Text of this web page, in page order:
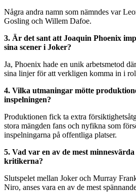
Några andra namn som nämndes var
Gosling och Willem Dafoe.
3. Är det sant att Joaquin Phoenix
sina scener i Joker?
Ja, Phoenix hade en unik arbetsmetod
sina linjer för att verkligen komma in i
4. Vilka utmaningar mötte
inspelningen?
Produktionen fick ta extra
stora mängden fans och nyfikna som
inspelningarna på offentliga platser.
5. Vad var en av de mest
kritikerna?
Slutspelet mellan Joker och Murray
Niro, anses vara en av de mest